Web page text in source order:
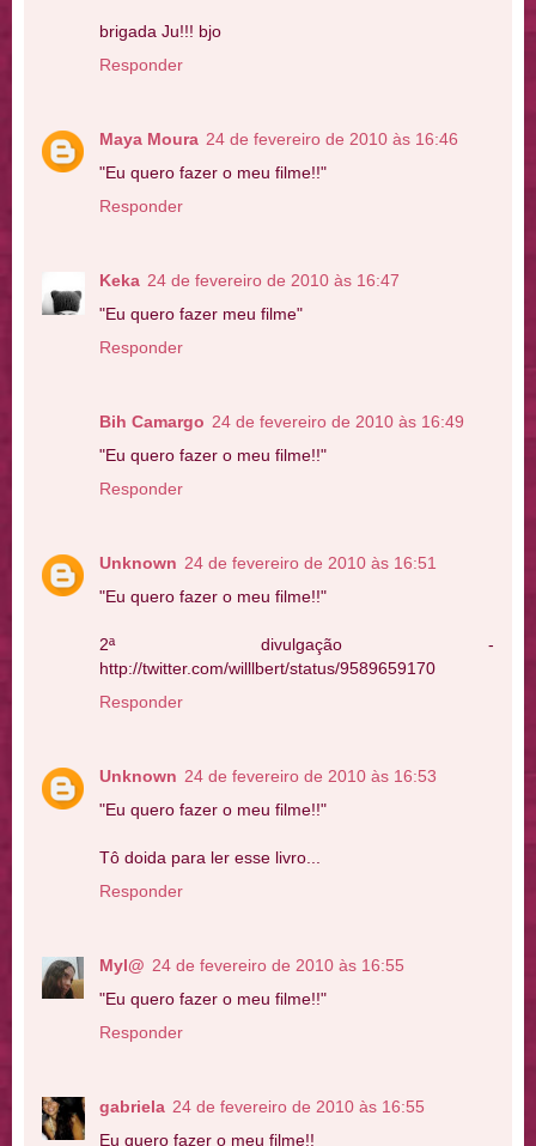
brigada Ju!!! bjo
Responder
Maya Moura 24 de fevereiro de 2010 às 16:46
"Eu quero fazer o meu filme!!"
Responder
Keka 24 de fevereiro de 2010 às 16:47
"Eu quero fazer meu filme"
Responder
Bih Camargo 24 de fevereiro de 2010 às 16:49
"Eu quero fazer o meu filme!!"
Responder
Unknown 24 de fevereiro de 2010 às 16:51
"Eu quero fazer o meu filme!!"
2ª divulgação -
http://twitter.com/willlbert/status/9589659170
Responder
Unknown 24 de fevereiro de 2010 às 16:53
"Eu quero fazer o meu filme!!"
Tô doida para ler esse livro...
Responder
Myl@ 24 de fevereiro de 2010 às 16:55
"Eu quero fazer o meu filme!!"
Responder
gabriela 24 de fevereiro de 2010 às 16:55
Eu quero fazer o meu filme!!